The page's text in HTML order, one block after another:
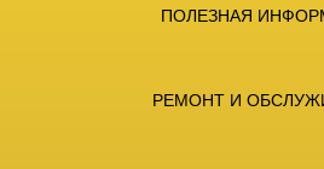
ПОЛЕЗНАЯ
РЕМОНТ И